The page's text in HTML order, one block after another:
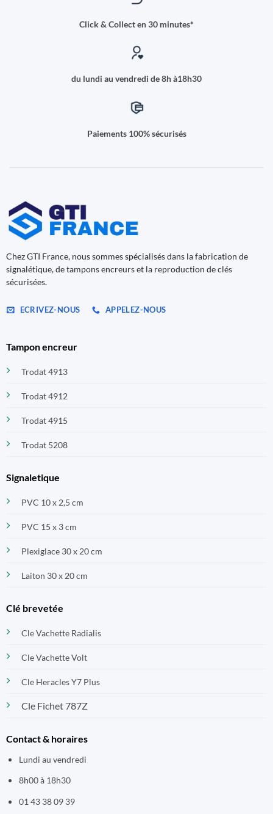
Click & Collect en 30 minutes*
du lundi au vendredi de 8h à18h30
Paiements 100% sécurisés
Chez GTI France, nous sommes spécialisés dans la fabrication de
signalétique, de tampons encreurs et la reproduction de clés
sécurisées.
ECRIVEZ-NOUS APPELEZ-NOUS
Tampon encreur
Trodat 4913
Trodat 4912
Trodat 4915
Trodat 5208
Signaletique
PVC 10 x 2,5 cm
PVC 15 x 3 cm
Plexiglace 30 x 20 cm
Laiton 30 x 20 cm
Clé brevetée
Cle Vachette Radialis
Cle Vachette Volt
Cle Heracles Y7 Plus
Cle Fichet 787Z
Contact & horaires
Lundi au vendredi
8h00 à 18h30
01 43 38 09 39